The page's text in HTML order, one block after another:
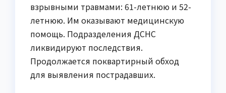
взрывными травмами: 61-летнюю и 52-
летнюю. Им оказывают медицинскую
помощь. Подразделения ДСНС
ликвидируют последствия.
Продолжается поквартирный обход
для выявления пострадавших.